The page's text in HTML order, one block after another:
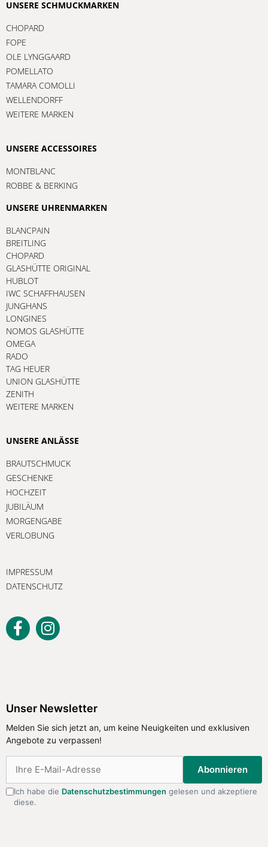
UNSERE SCHMUCKMARKEN
CHOPARD
FOPE
OLE LYNGGAARD
POMELLATO
TAMARA COMOLLI
WELLENDORFF
WEITERE MARKEN
UNSERE ACCESSOIRES
MONTBLANC
ROBBE & BERKING
UNSERE UHRENMARKEN
BLANCPAIN
BREITLING
CHOPARD
GLASHÜTTE ORIGINAL
HUBLOT
IWC SCHAFFHAUSEN
JUNGHANS
LONGINES
NOMOS GLASHÜTTE
OMEGA
RADO
TAG HEUER
UNION GLASHÜTTE
ZENITH
WEITERE MARKEN
UNSERE ANLÄSSE
BRAUTSCHMUCK
GESCHENKE
HOCHZEIT
JUBILÄUM
MORGENGABE
VERLOBUNG
IMPRESSUM
DATENSCHUTZ
Unser Newsletter
Melden Sie sich jetzt an, um keine Neuigkeiten und exklusiven
Angebote zu verpassen!
Abonnieren
Ich habe die Datenschutzbestimmungen gelesen und akzeptiere
diese.
zu verpassen!
Abonnieren